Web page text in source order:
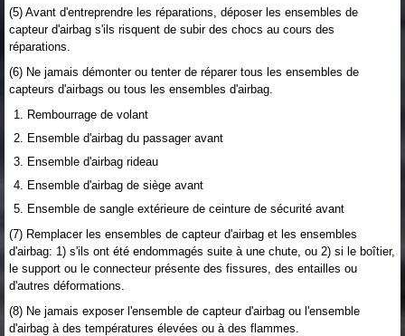
(5) Avant d'entreprendre les réparations, déposer les ensembles de
capteur d'airbag s'ils risquent de subir des chocs au cours des
réparations.
(6) Ne jamais démonter ou tenter de réparer tous les ensembles de
capteurs d'airbags ou tous les ensembles d'airbag.
Rembourrage de volant
Ensemble d'airbag du passager avant
Ensemble d'airbag rideau
Ensemble d'airbag de siège avant
Ensemble de sangle extérieure de ceinture de sécurité avant
(7) Remplacer les ensembles de capteur d'airbag et les ensembles
d'airbag: 1) s'ils ont été endommagés suite à une chute, ou 2) si le boîtier,
le support ou le connecteur présente des fissures, des entailles ou
d'autres déformations.
(8) Ne jamais exposer l'ensemble de capteur d'airbag ou l'ensemble
d'airbag à des températures élevées ou à des flammes.